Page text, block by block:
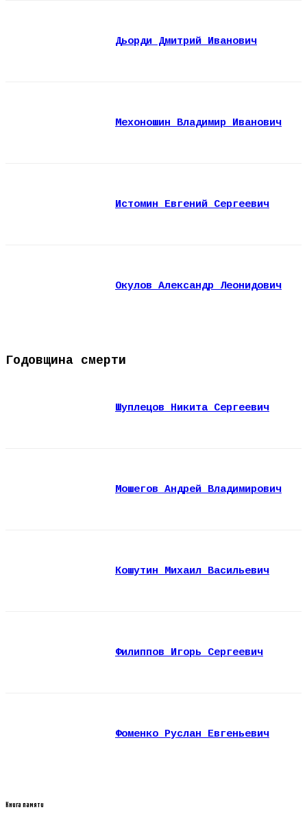
Дьорди Дмитрий Иванович
Мехоношин Владимир Иванович
Истомин Евгений Сергеевич
Окулов Александр Леонидович
Годовщина смерти
Шуплецов Никита Сергеевич
Мошегов Андрей Владимирович
Кошутин Михаил Васильевич
Филиппов Игорь Сергеевич
Фоменко Руслан Евгеньевич
Книга памяти